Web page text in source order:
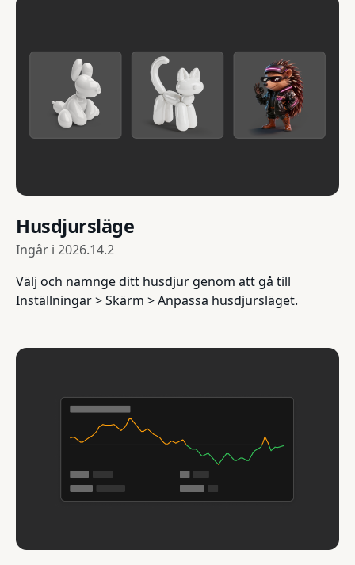
Husdjursläge
Ingår i 2026.14.2
Välj och namnge ditt husdjur genom att gå till
Inställningar > Skärm > Anpassa husdjursläget.